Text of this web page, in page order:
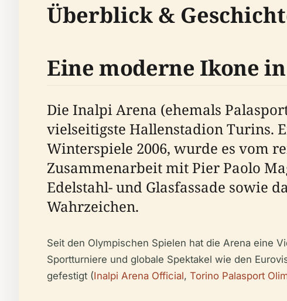
Überblick &
Eine moderne Ikone
Die Inalpi Arena (ehemals
vielseitigste Hallenstadion Turins.
Winterspiele 2006, wurde es vom
Zusammenarbeit mit Pier Paolo
Edelstahl- und Glasfassade sowie
Wahrzeichen.
Seit den Olympischen Spielen hat die Arena eine
Sportturniere und globale Spektakel wie den
gefestigt (Inalpi Arena Official, Torino Palasport